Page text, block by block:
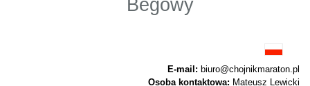
Begowy
E-mail: biuro@chojnikmaraton.pl
Osoba kontaktowa: Mateusz Lewicki